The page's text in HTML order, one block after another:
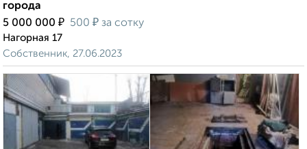
города
5 000 000 ₽ 500 ₽ за сотку
Нагорная 17
Собственник, 27.06.2023